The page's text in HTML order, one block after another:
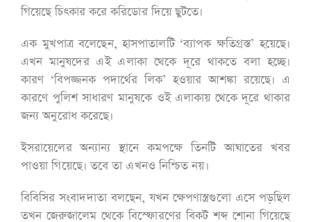
গিয়েছে চিৎকার করে করিডোর দিয়ে ছুটতে।
এক মুখপাত্র বলেছেন, হাসপাতালটি ‘ব্যাপক ক্ষতিগ্রস্ত’ হয়েছে।
এখন মানুষদের এই এলাকা থেকে দূরে থাকতে বলা হচ্ছে।
কারণ ‘বিপজ্জনক পদার্থের লিক’ হওয়ার আশঙ্কা রয়েছে। এ
কারণে পুলিশ সাধারণ মানুষকে ওই এলাকায় থেকে দূরে থাকার
জন্য অনুরোধ করেছে।
ইসরায়েলের অন্যান্য স্থানে কমপক্ষে তিনটি আঘাতের খবর
পাওয়া গিয়েছে। তবে তা এখনও নিশ্চিত নয়।
বিবিসির সংবাদদাতা বলছেন, যখন ক্ষেপণাস্ত্রগুলো এসে পড়ছিল
তখন জেরুজালেম থেকে বিস্ফোরণের বিকট শব্দ শোনা গিয়েছে